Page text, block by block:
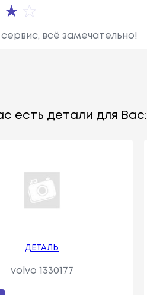
всё замечательно!
есть детали для Вас:
ДЕТАЛЬ
volvo 1330177